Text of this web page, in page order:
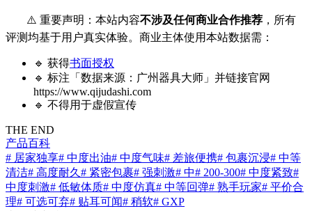
⚠️ 重要声明：本站内容不涉及任何商业合作推荐 ，所有
评测均基于用户真实体验。商业主体使用本站数据需：
🔹 获得书面授权
🔹 标注「数据来源：广州器具大师」并链接官网
https://www.qijudashi.com
🔹 不得用于虚假宣传
THE END
产品百科
# 居家独享# 中度出油# 中度气味# 差旅便携# 包裹沉浸# 中等
清洁# 高度耐久 # 紧密包裹# 强刺激# 中# 200-300# 中度紧致#
中度刺激# 低敏体质# 中度仿真# 中等回弹# 熟手玩家# 平价合
理# 可选可弃# 贴耳可闻# 稍软# GXP